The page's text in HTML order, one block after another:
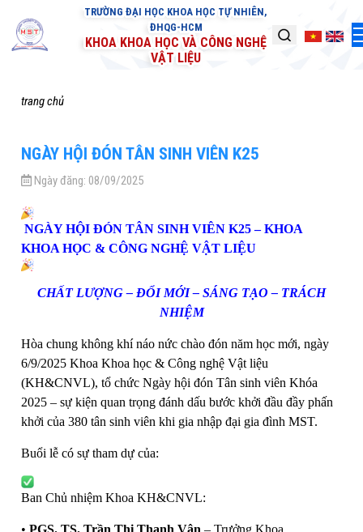
TRƯỜNG ĐẠI HỌC KHOA HỌC TỰ NHIÊN,
ĐHQG-HCM
KHOA KHOA HỌC VÀ CÔNG NGHỆ
VẬT LIỆU
trang chủ
NGÀY HỘI ĐÓN TÂN SINH VIÊN K25
Ngày đăng: 08/09/2025
NGÀY HỘI ĐÓN TÂN SINH VIÊN K25 – KHOA
KHOA HỌC & CÔNG NGHỆ VẬT LIỆU
CHẤT LƯỢNG – ĐỔI MỚI – SÁNG TẠO – TRÁCH
NHIỆM
Hòa chung không khí náo nức chào đón năm học mới, ngày
6/9/2025 Khoa Khoa học & Công nghệ Vật liệu
(KH&CNVL), tổ chức Ngày hội đón Tân sinh viên Khóa
2025 – sự kiện quan trọng đánh dấu bước khởi đầu đầy phấn
khởi của 380 tân sinh viên khi gia nhập đại gia đình MST.
Buổi lễ có sự tham dự của:
Ban Chủ nhiệm Khoa KH&CNVL: